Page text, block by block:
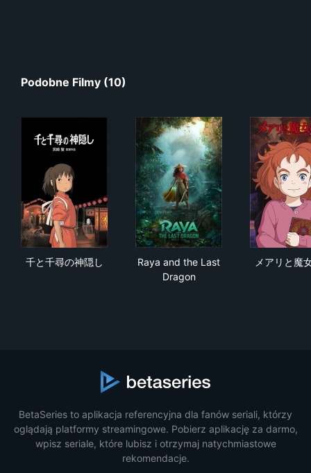
Podobne Filmy (10)
千と千尋の神隠し
Raya and the Last
Dragon
メアリと魔
BetaSeries to aplikacja referencyjna dla fanów seriali, którzy
oglądają platformy streamingowe. Pobierz aplikację za darmo,
wpisz seriale, które lubisz i otrzymaj natychmiastowe
rekomendacje.